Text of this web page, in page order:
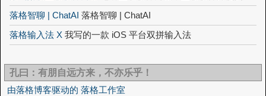
落格智聊 | ChatAI 落格智聊 | ChatAI
落格输入法 X 我写的一款 iOS 平台双拼输入法
孔曰：有朋自远方来，不亦乐乎！
由落格博客驱动的 落格工作室